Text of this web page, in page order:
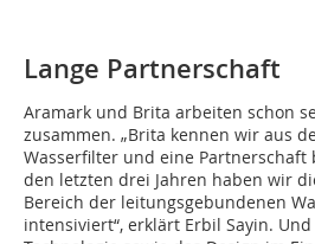
Lange Partnerschaft
Aramark und Brita arbeiten schon
zusammen. „Brita kennen wir aus
Wasserfilter und eine Partnerschaft
den letzten drei Jahren haben wir
Bereich der leitungsgebundenen
intensiviert“, erklärt Erbil Sayin.